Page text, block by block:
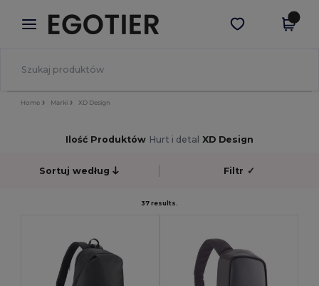
× Aplikacja Egotier
Lepsze ceny w aplikacji!
Pobierz app
Home Marki XD Design
Ilość Produktów Hurt i detal XD Design
Sortuj według Filtr ✓
37 results.